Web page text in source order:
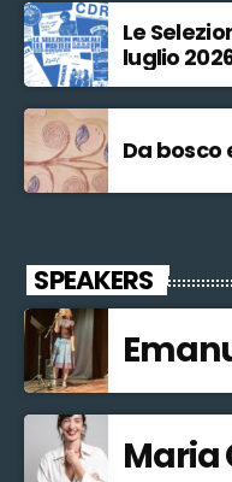
Le
luglio
Da bosco
SPEAKERS
Maria